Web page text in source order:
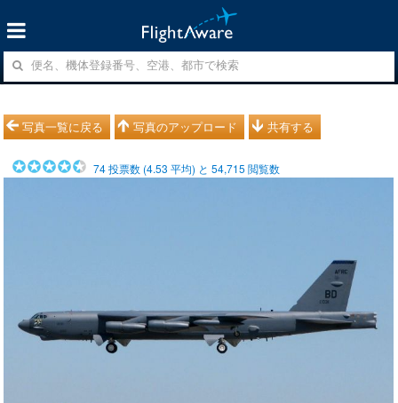
写真一覧に戻る 写真のアップロード 共有する
74投票数 (4.53 平均) と54,715 閲覧数